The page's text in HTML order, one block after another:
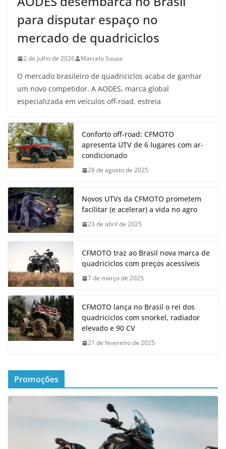
para disputar espaço no
mercado de quadriciclos
2 de julho de 2026 Marcelo Souza
O mercado brasileiro de quadriciclos acaba de ganhar
um novo competidor. A AODES, marca global
especializada em veículos off-road, estreia
Conforto off-road: CFMOTO
apresenta UTV de 6 lugares com ar-
condicionado
28 de agosto de 2025
Novos UTVs da CFMOTO prometem
facilitar (e acelerar) a vida no agro
23 de abril de 2025
CFMOTO traz ao Brasil nova marca de
quadriciclos com preços acessíveis
7 de março de 2025
CFMOTO lança no Brasil o rei dos
quadriciclos com snorkel, radiador
elevado e 90 CV
21 de fevereiro de 2025
Promoções